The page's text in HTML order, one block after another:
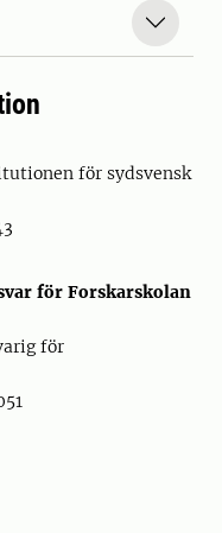
för sydsvensk
för Forskarskolan
för